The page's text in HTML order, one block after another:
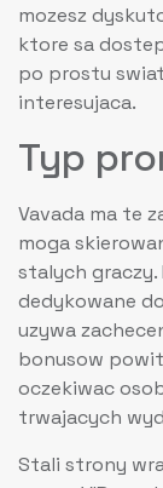
mozesz
ktore sa
po prostu
interesujaca.
Typ
Vavada ma te
moga
stalych graczy.
dedykowane
uzywa
bonusow
oczekiwac
trwajacych
Stali strony